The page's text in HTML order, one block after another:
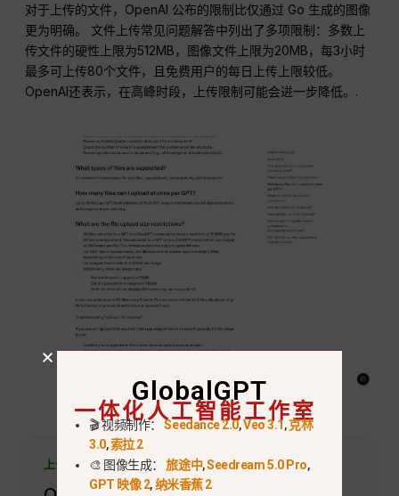
对于上传的文件，OpenAI 公布的限制比仅通过 Go 生成的图像
更为明确。 文件上传常见问题解答中列出了多项限制：多数上
传文件的硬性上限为512MB，图像文件上限为20MB，每3小时
最多可上传80个文件，且免费用户的每日上传上限较低。
OpenAI还表示，在高峰时段，上传限制可能会进一步降低。.
上传限制是分开的
GlobalGPT
一体化人工智能工作室
🎬 视频制作：Seedance 2.0,Veo 3.1,克林
3.0,索拉 2
🎨 图像生成：旅途中,Seedream 5.0 Pro,
GPT 映像 2,纳米香蕉 2